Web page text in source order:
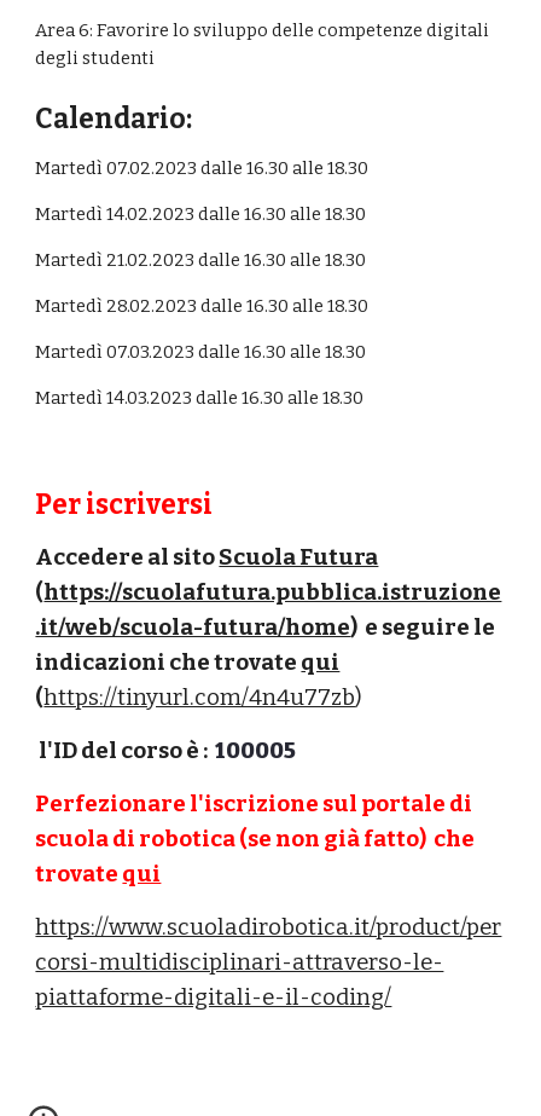
Area 6: Favorire lo sviluppo delle competenze digitali
degli studenti
Calendario:
Martedì 07.02.2023 dalle 16.30 alle 18.30
Martedì 14.02.2023 dalle 16.30 alle 18.30
Martedì 21.02.2023 dalle 16.30 alle 18.30
Martedì 28.02.2023 dalle 16.30 alle 18.30
Martedì 07.03.2023 dalle 16.30 alle 18.30
Martedì 14.03.2023 dalle 16.30 alle 18.30
Per iscriversi
Accedere al sito Scuola Futura
(https://scuolafutura.pubblica.istruzione
.it/web/scuola-futura/home)  e seguire le
indicazioni che trovate qui
(https://tinyurl.com/4n4u77zb)
l'ID del corso è : 100005
Perfezionare l'iscrizione sul portale di
scuola di robotica (se non già fatto)  che
trovate qui
https://www.scuoladirobotica.it/product/per
corsi-multidisciplinari-attraverso-le-
piattaforme-digitali-e-il-coding/